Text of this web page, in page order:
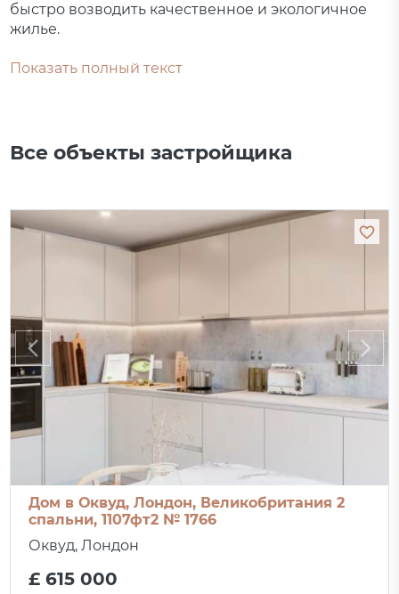
быстро возводить качественное и экологичное
жилье.
Показать полный текст
Все объекты застройщика
Дом в Оквуд, Лондон, Великобритания 2
спальни, 1107фт2 № 1766
Оквуд, Лондон
£ 615 000